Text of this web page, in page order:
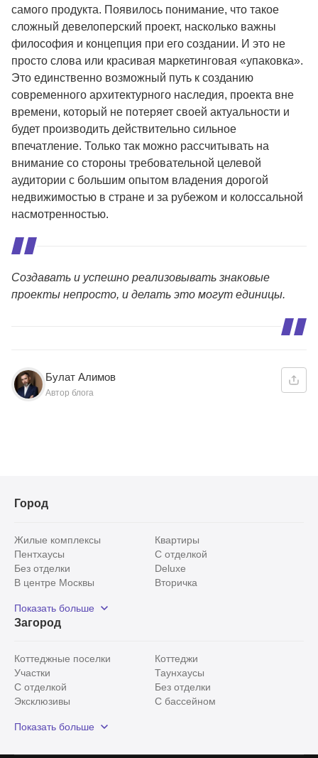
самого продукта. Появилось понимание, что такое
сложный девелоперский проект, насколько важны
философия и концепция при его создании. И это не
просто слова или красивая маркетинговая «упаковка».
Это единственно возможный путь к созданию
современного архитектурного наследия, проекта вне
времени, который не потеряет своей актуальности и
будет производить действительно сильное
впечатление. Только так можно рассчитывать на
внимание со стороны требовательной целевой
аудитории с большим опытом владения дорогой
недвижимостью в стране и за рубежом и колоссальной
насмотренностью.
Создавать и успешно реализовывать знаковые
проекты непросто, и делать это могут единицы.
Булат Алимов
Автор блога
Город
Жилые комплексы
Квартиры
Пентхаусы
С отделкой
Без отделки
Deluxe
В центре Москвы
Вторичка
Рядом с парком
С панорамными окнами
Показать больше
Загород
Коттеджные поселки
Коттеджи
Участки
Таунхаусы
С отделкой
Без отделки
Эксклюзивы
С бассейном
Красногорский район
Показать больше